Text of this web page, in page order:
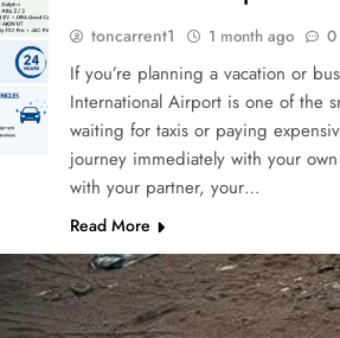
toncarrent1 1 month ago 0
If you’re planning a vacation or
International Airport is one of the
waiting for taxis or paying
journey immediately with your
with your partner, your…
Read More